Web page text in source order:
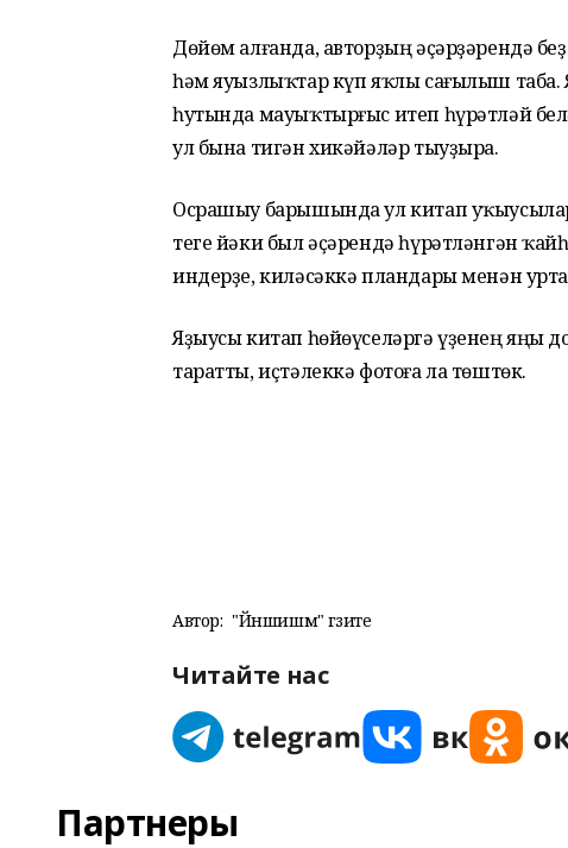
Дөйөм алғанда, авторҙың әҫәрҙәрендә
һәм яуызлыҡтар күп яҡлы сағылыш
һутында мауыҡтырғыс итеп һүрәтләй
ул бына тигән хикәйәләр тыуҙыра.
Осрашыу барышында ул китап
теге йәки был әҫәрендә һүрәтләнгән
индерҙе, киләсәккә пландары менән
Яҙыусы китап һөйөүселәргә үҙенең яңы
таратты, иҫтәлеккә фотоға ла төштөк.
Автор: "Йәншишмә" гәзите
Читайте нас
Партнеры